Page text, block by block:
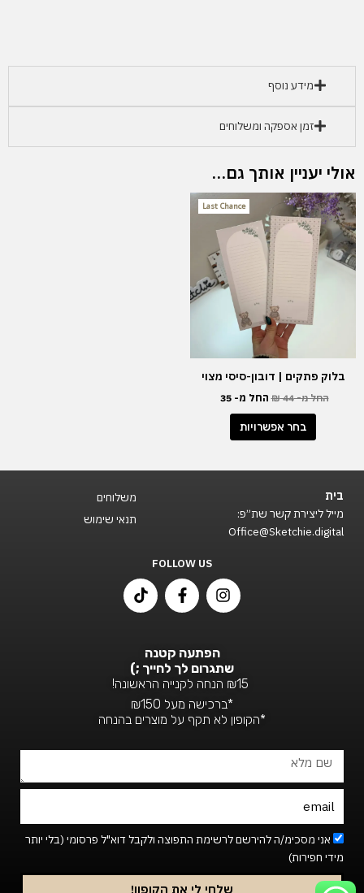
מידע נוסף
זמן אספקה ומשלוחים
אולי יעניין אותך גם…
Last Chance
בלוק פתקים | דובון-סיסי מצוי
החל מ- ₪44 החל מ-35
בחר אפשרויות
למוצר
זה
יש
מספר
סוגים.
ניתן
בעמוד
המוצר
בית
מייל ליצירת קשר שת״פ:
Office@Sketchie.digital
משלוחים
תנאי שימוש
FOLLOW US
I
n
s
a
g
r
a
m
F
a
c
b
o
o
k
-
f
T
i
k
k הפתעה קטנה
שתגרום לך לחייך ;)
*ברכישה מעל ₪150
*הקופון לא תקף על מוצרים בהנחה
שם
Footer_newsletter
אני מסכימ/ה להירשם לרשימת התפוצה ולקבל דוא"ל פרסומי (בלי יותר
מידי חפירות)
שלחי לי את הקופון!